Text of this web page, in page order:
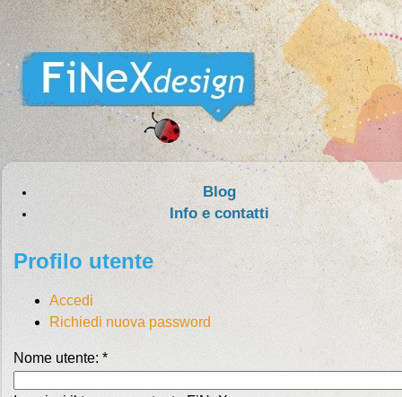
Blog
Info e contatti
Profilo utente
Accedi
Richiedi nuova password
Nome utente: *